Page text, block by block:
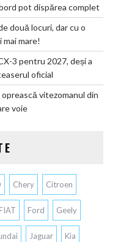
pot dispărea complet
două locuri, dar cu o
mare!
3 pentru 2027, deși a
oficial
vitezomanul din
voie
Chery Citroen
FIAT Ford Geely
Jaguar Kia